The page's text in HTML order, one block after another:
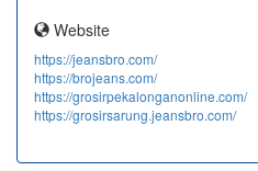
Website
https://jeansbro.com/
https://brojeans.com/
https://grosirpekalonganonline.com/
https://grosirsarung.jeansbro.com/